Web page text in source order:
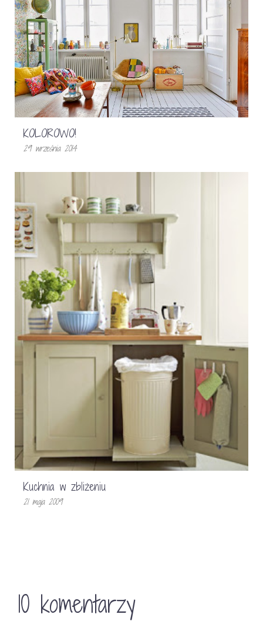
KOLOROWO!
29 września 2014
Kuchnia w zbliżeniu
21 maja 2009
10 komentarzy